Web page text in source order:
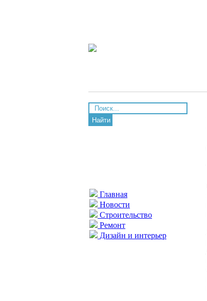
Найти
Главная
Новости
Строительство
Ремонт
Дизайн и интерьер